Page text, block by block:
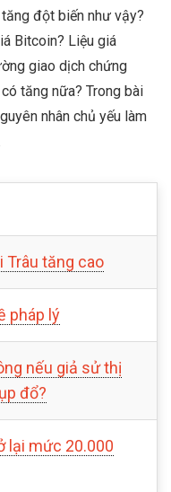
đột biến như vậy?
Bitcoin? Liệu giá
giao dịch chứng
tăng nữa? Trong bài
nhân chủ yếu làm
Trâu tăng cao
pháp lý
nếu giả sử thị
đổ?
lại mức 20.000